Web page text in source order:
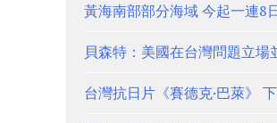
黃海南部部分海域 今起一連8
貝森特：美國在台灣問題立場
台灣抗日片《賽德克·巴萊》